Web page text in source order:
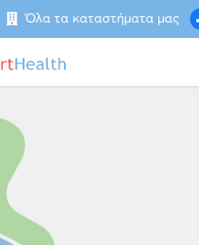
Όλα τα καταστήματα μας